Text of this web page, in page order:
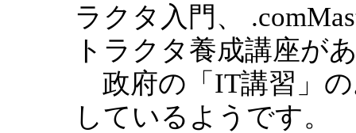
ラクタ入門、
トラクタ養成講座が
政府の「IT講習」
しているようです。